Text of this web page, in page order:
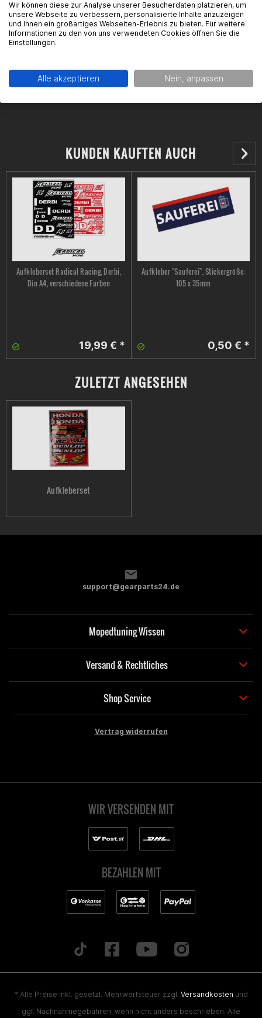
Im Langgewann 5-7
65719 Hofheim a.Ts.
support@gearparts24.de
KUNDEN KAUFTEN AUCH
Aufkleberset Radical Racing, Derbi,
Din A4, verschiedene Farben
19,99 € *
Aufkleber "Sauferei", Stickergröße:
105 x 35mm
0,50 € *
ZULETZT ANGESEHEN
Aufkleberset
support@gearparts24.de
Mopedtuning Wissen
Versand & Rechtliches
Shop Service
Vertrag widerrufen
WIR VERSENDEN MIT
BEZAHLEN MIT
* Alle Preise inkl. gesetzl. Mehrwertsteuer zzgl. Versandkosten und
ggf. Nachnahmegebühren, wenn nicht anders beschrieben. Alle
Wir können diese zur Analyse unserer Besucherdaten platzieren, um
unsere Webseite zu verbessern, personalisierte Inhalte anzuzeigen
und Ihnen ein großartiges Webseiten-Erlebnis zu bieten. Für weitere
Informationen zu den von uns verwendeten Cookies öffnen Sie die
Einstellungen.
Alle akzeptieren Nein, anpassen